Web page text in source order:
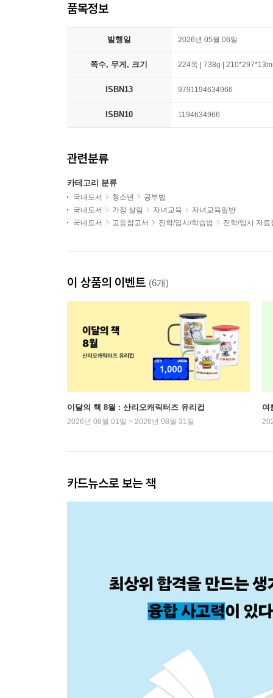
품목정보
발행일 2026년 05월 06일
쪽수, 무게, 크기 224쪽 | 738g |
ISBN13 9791194634966
ISBN10 1194634966
관련분류
카테고리 분류
국내도서 청소년
공부법
국내도서
가정 살림 자녀교육
자녀교육일반
국내도서
고등참고서 진학/입시/학습법 진학/입시 자료
이 상품의 이벤트 (6개)
이달의 책 8월 : 산리오캐릭터즈 유리컵
2026년 08월 01일 ~ 2026년 08월 31일
여
카드뉴스로 보는 책